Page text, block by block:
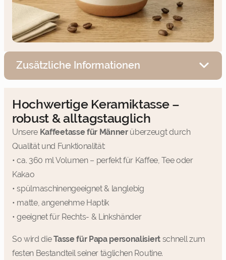
Zusätzliche Informationen
Hochwertige Keramiktasse –
robust & alltagstauglich
Unsere Kaffeetasse für Männerüberzeugt durch
Qualität und Funktionalität:
• ca. 360 ml Volumen – perfekt für Kaffee, Tee oder
Kakao
• spülmaschinengeeignet & langlebig
• matte, angenehme Haptik
• geeignet für Rechts- & Linkshänder
So wird dieTasse für Papa personalisiertschnell zum
festen Bestandteil seiner täglichen Routine.